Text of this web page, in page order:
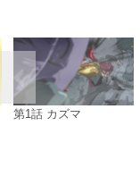
第1話 カズマ